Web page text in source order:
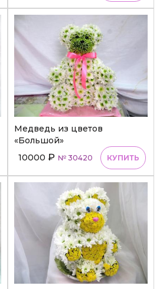
Медведь из цветов
«Большой»
10000₽ № 30420 КУПИТЬ